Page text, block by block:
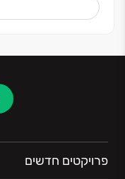
פרויקטים חדשים